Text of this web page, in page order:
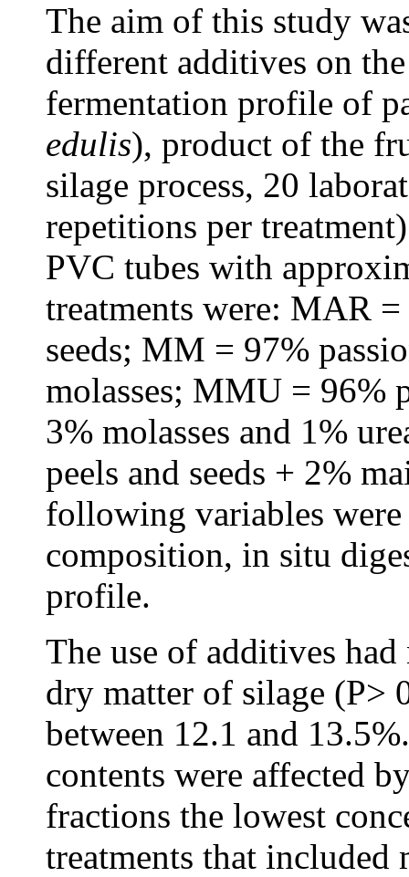
The aim of this study
different additives on
fermentation profile of
edulis), product of the
silage process, 20
repetitions per
PVC tubes with
treatments were: MAR
seeds; MM = 97%
molasses; MMU = 96%
3% molasses and 1%
peels and seeds + 2%
following variables
composition, in situ
profile.
The use of additives
dry matter of silage (P>
between 12.1 and
contents were affected
fractions the lowest
treatments that included